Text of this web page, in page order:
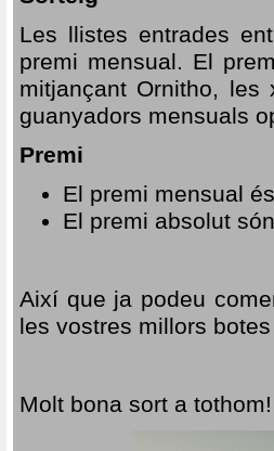
Les llistes entrades
premi mensual. El
mitjançant Ornitho,
guanyadors mensuals
Premi
El premi mensual
El premi absolut
Així que ja podeu
les vostres millors
Molt bona sort a tothom!